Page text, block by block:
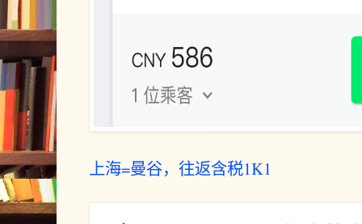
上海=曼谷，往返含税1K1